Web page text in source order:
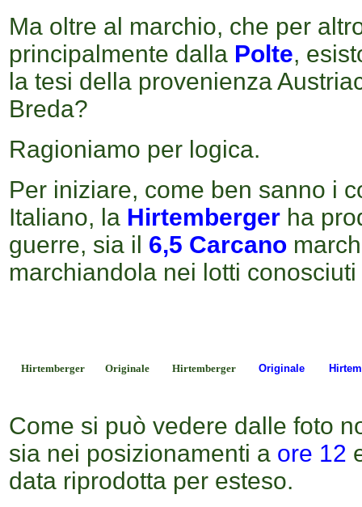
Ma oltre al marchio, che per
principalmente dalla Polte,
la tesi della provenienza
Breda?
Ragioniamo per logica.
Per iniziare, come ben sanno i
Italiano, la Hirtemberger ha
guerre, sia il 6,5 Carcano
marchiandola nei lotti conosciuti
Hirtemberger Originale Hirtemberger Originale
Come si può vedere dalle foto
sia nei posizionamenti a ore 12
data riprodotta per esteso.